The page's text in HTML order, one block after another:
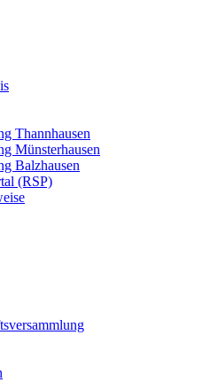
Thannhausen
Münsterhausen
Balzhausen
(RSP)